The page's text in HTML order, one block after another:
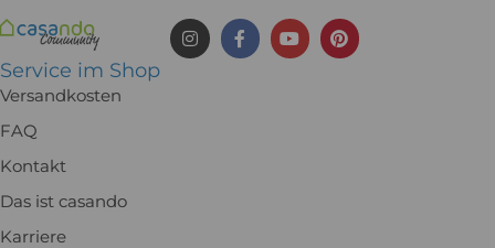
Service im Shop
Versandkosten
FAQ
Kontakt
Das ist casando
Karriere